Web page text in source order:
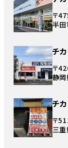
〒
半
チ
〒
静
チ
〒
三